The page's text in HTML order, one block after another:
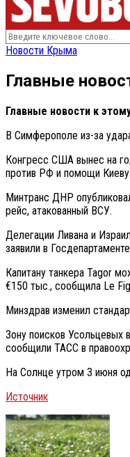
Search
for:
Новости Крыма
Главные
Главные новости к
В Симферополе из-за
Конгресс США вынес на
против РФ и помощи Киеву.
Минтранс ДНР
рейс, атакованный ВСУ.
Делегации Ливана и
заявили в
Капитану танкера Tagor
€150 тыс., сообщила Le
Минздрав изменил
Зону поисков Усольцевых
сообщили ТАСС в
На Солнце утром 3 июня
Источник